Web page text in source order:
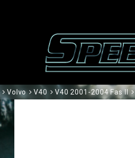
Volvo V40 V40 2001-2004 Fas II